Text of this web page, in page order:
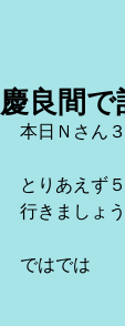
慶良間
本日Ｎさん
とりあえず
行きましょう
ではでは